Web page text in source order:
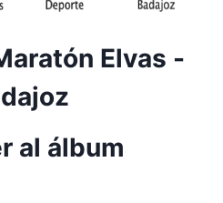
Elvas -
al álbum